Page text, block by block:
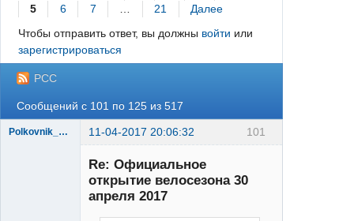
5
6 7 … 21
Далее
Чтобы отправить ответ, вы должны войти или
зарегистрироваться
РСС
Сообщений с 101 по 125 из 517
101
Polkovnik_Logoped 11-04-2017 20:06:32
Re: Официальное
открытие велосезона 30
апреля 2017